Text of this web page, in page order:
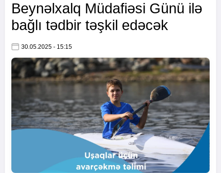
Beynəlxalq Müdafiəsi Günü ilə
bağlı tədbir təşkil edəcək
30.05.2025 - 15:15